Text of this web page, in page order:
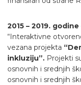
2015 – 2019. godine
“Interaktivne
vezana projekta
inkluziju”. Projekti
osnovnih i srednjih
osnovnih i srednjih